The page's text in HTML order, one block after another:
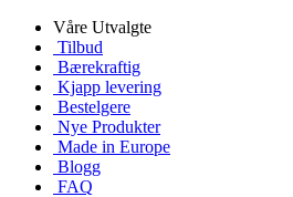
Våre Utvalgte
Tilbud
Bærekraftig
Kjapp levering
Bestelgere
Nye Produkter
Made in Europe
Blogg
FAQ